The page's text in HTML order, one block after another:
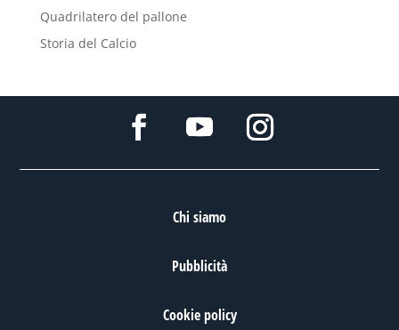
Quadrilatero del pallone
Storia del Calcio
Chi siamo
Pubblicità
Cookie policy